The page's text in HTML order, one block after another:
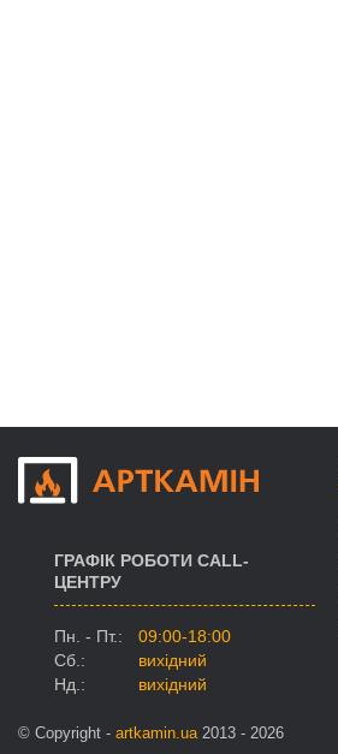
ГРАФІК РОБОТИ CALL-
ЦЕНТРУ
Пн. - Пт.:
09:00-18:00
Сб.:
вихідний
Нд.:
вихідний
© Copyright - artkamin.ua2013 - 2026